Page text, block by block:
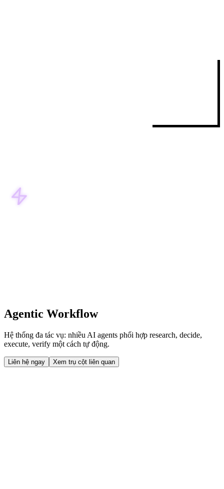
Agentic Workflow
Hệ thống đa tác vụ: nhiều AI agents phối hợp research, decide,
execute, verify một cách tự động.
Liên hệ ngay Xem trụ cột liên quan